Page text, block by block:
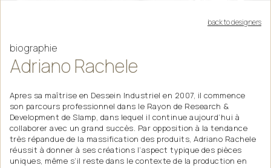
back to designers
biographie
AdrianoRachele
Apres sa maîtrise en Dessein Industriel en 2007, il commence
son parcours professionnel dans le Rayon de Research &
Development de Slamp, dans lequel il continue aujourd’hui à
collaborer avec un grand succès. Par opposition à la tendance
très répandue de la massification des produits, Adriano Rachele
réussit à donner à ses créations l’aspect typique des pièces
uniques, même s’il reste dans le contexte de la production en